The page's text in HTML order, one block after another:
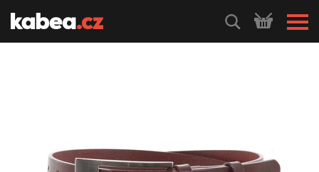
HLEDEJ